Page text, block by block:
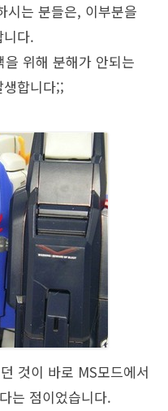
시는 분들은, 이부분을
다.
위해 분해가 안되는
합니다;;
것이 바로 MS모드에서
는 점이었습니다.